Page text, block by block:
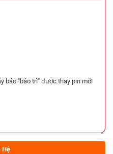
báo "bảo trì" được thay pin mới
Hệ